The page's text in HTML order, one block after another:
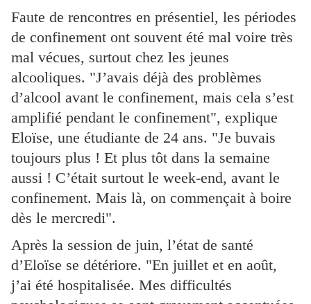
Faute de rencontres en présentiel, les périodes
de confinement ont souvent été mal voire très
mal vécues, surtout chez les jeunes
alcooliques. "J’avais déjà des problèmes
d’alcool avant le confinement, mais cela s’est
amplifié pendant le confinement", explique
Eloïse, une étudiante de 24 ans. "Je buvais
toujours plus ! Et plus tôt dans la semaine
aussi ! C’était surtout le week-end, avant le
confinement. Mais là, on commençait à boire
dès le mercredi".
Après la session de juin, l’état de santé
d’Eloïse se détériore. "En juillet et en août,
j’ai été hospitalisée. Mes difficultés